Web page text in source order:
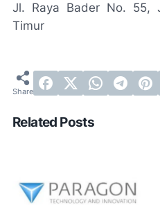
Jl. Raya Bader No. 55,
Timur
Related Posts